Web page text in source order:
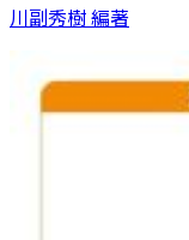
川副秀樹 編著